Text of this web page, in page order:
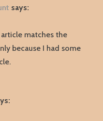
says:
matches the
because I had some